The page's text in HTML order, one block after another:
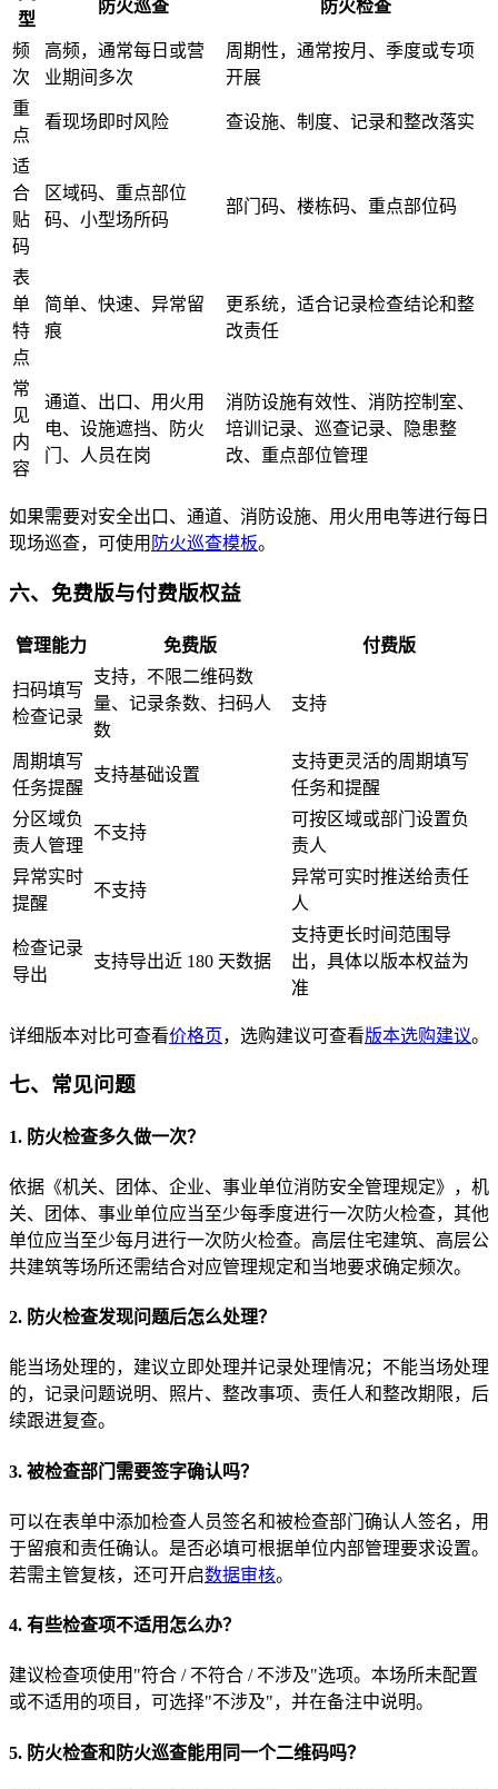
型
防火巡查 防火检查
频
次
高频，通常每日或营
业期间多次
周期性，通常按月、季度或专项
开展
重
点
看现场即时风险 查设施、制度、记录和整改落实
适
合
贴
码
区域码、重点部位
码、小型场所码
部门码、楼栋码、重点部位码
表
单
特
点
简单、快速、异常留
痕
更系统，适合记录检查结论和整
改责任
常
见
内
容
通道、出口、用火用
电、设施遮挡、防火
门、人员在岗
消防设施有效性、消防控制室、
培训记录、巡查记录、隐患整
改、重点部位管理
如果需要对安全出口、通道、消防设施、用火用电等进行每日
现场巡查，可使用 防火巡查模板。
六、免费版与付费版权益
管理能力 免费版 付费版
扫码填写
检查记录
支持，不限二维码数
量、记录条数、扫码人
数
支持
周期填写
任务提醒
支持基础设置
支持更灵活的周期填写
任务和提醒
分区域负
责人管理
不支持
可按区域或部门设置负
责人
异常实时
提醒
不支持
异常可实时推送给责任
人
检查记录
导出
支持导出近 180 天数据
支持更长时间范围导
出，具体以版本权益为
准
详细版本对比可查看价格页，选购建议可查看版本选购建议。
七、常见问题
1. 防火检查多久做一次？
依据《机关、团体、企业、事业单位消防安全管理规定》，机
关、团体、事业单位应当至少每季度进行一次防火检查，其他
单位应当至少每月进行一次防火检查。高层住宅建筑、高层公
共建筑等场所还需结合对应管理规定和当地要求确定频次。
2. 防火检查发现问题后怎么处理？
能当场处理的，建议立即处理并记录处理情况；不能当场处理
的，记录问题说明、照片、整改事项、责任人和整改期限，后
续跟进复查。
3. 被检查部门需要签字确认吗？
可以在表单中添加检查人员签名和被检查部门确认人签名，用
于留痕和责任确认。是否必填可根据单位内部管理要求设置。
若需主管复核，还可开启数据审核。
4. 有些检查项不适用怎么办？
建议检查项使用"符合 / 不符合 / 不涉及"选项。本场所未配置
或不适用的项目，可选择"不涉及"，并在备注中说明。
5. 防火检查和防火巡查能用同一个二维码吗？